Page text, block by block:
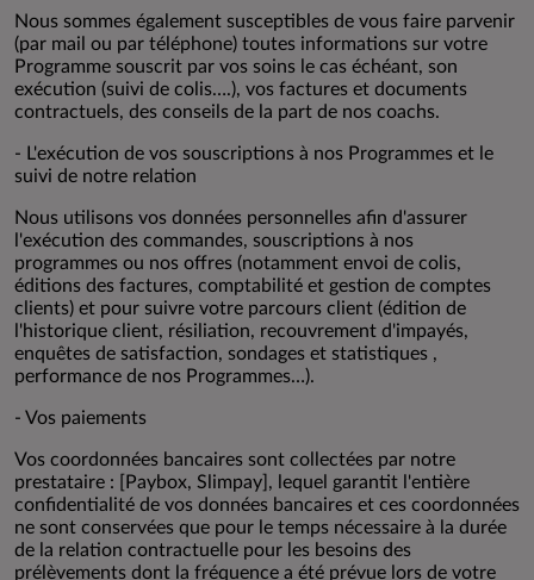
Nous sommes également susceptibles de vous faire parvenir
(par mail ou par téléphone) toutes informations sur votre
Programme souscrit par vos soins le cas échéant, son
exécution (suivi de colis….), vos factures et documents
contractuels, des conseils de la part de nos coachs.
- L'exécution de vos souscriptions à nos Programmes et le
suivi de notre relation
Nous utilisons vos données personnelles afin d'assurer
l'exécution des commandes, souscriptions à nos
programmes ou nos offres (notamment envoi de colis,
éditions des factures, comptabilité et gestion de comptes
clients) et pour suivre votre parcours client (édition de
l'historique client, résiliation, recouvrement d'impayés,
enquêtes de satisfaction, sondages et statistiques ,
performance de nos Programmes…).
- Vos paiements
Vos coordonnées bancaires sont collectées par notre
prestataire : [Paybox, Slimpay], lequel garantit l'entière
confidentialité de vos données bancaires et ces coordonnées
ne sont conservées que pour le temps nécessaire à la durée
de la relation contractuelle pour les besoins des
prélèvements dont la fréquence a été prévue lors de votre